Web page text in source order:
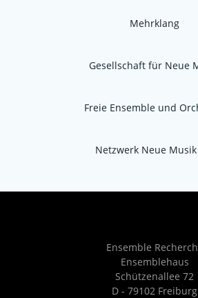
Mehrklang
Gesellschaft für Neue
Freie Ensemble und
Netzwerk Neue Musik
Ensemble
Ensemblehaus
Schützenallee 72
D - 79102 Freiburg